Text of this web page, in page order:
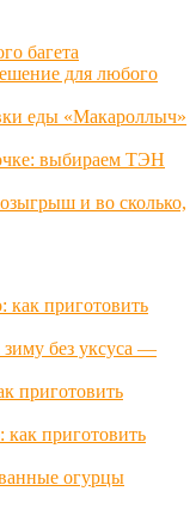
багета
для любого
еды «Макароллыч»
выбираем ТЭН
и во сколько,
приготовить
без уксуса —
приготовить
приготовить
огурцы